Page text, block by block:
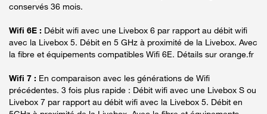
conservés 36 mois.
Wifi 6E : Débit wifi avec une Livebox 6 par rapport au débit wifi
avec la Livebox 5. Débit en 5 GHz à proximité de la Livebox. Avec
la fibre et équipements compatibles Wifi 6E. Détails sur orange.fr
Wifi 7 : En comparaison avec les générations de Wifi
précédentes. 3 fois plus rapide : Débit wifi avec une Livebox S ou
Livebox 7 par rapport au débit wifi avec la Livebox 5. Débit en